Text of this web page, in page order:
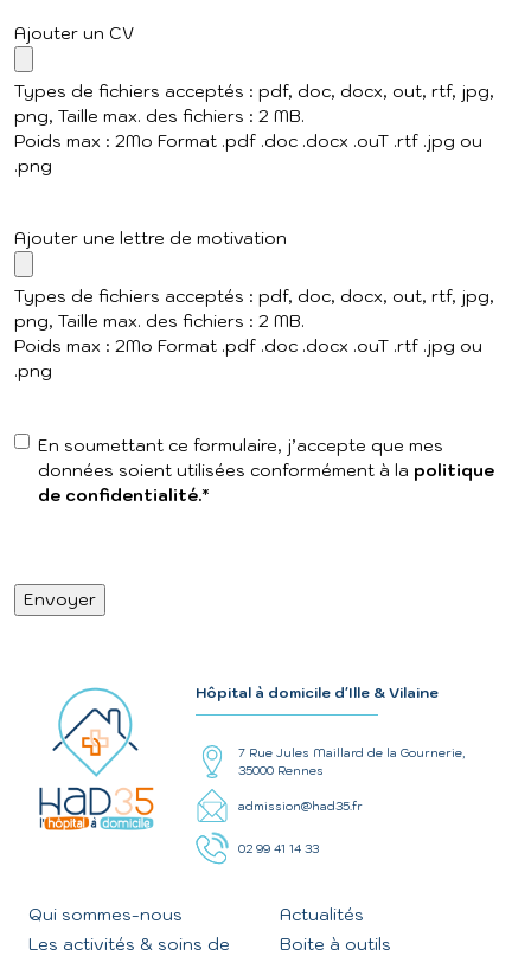
Ajouter un CV
Types de fichiers acceptés : pdf, doc, docx, out, rtf, jpg,
png, Taille max. des fichiers : 2 MB.
Poids max : 2Mo Format .pdf .doc .docx .ouT .rtf .jpg ou
.png
Ajouter une lettre de motivation
Types de fichiers acceptés : pdf, doc, docx, out, rtf, jpg,
png, Taille max. des fichiers : 2 MB.
Poids max : 2Mo Format .pdf .doc .docx .ouT .rtf .jpg ou
.png
RGPD*
En soumettant ce formulaire, j’accepte que mes
données soient utilisées conformément à la politique
de confidentialité.*
Hôpital à domicile d'Ille & Vilaine
7 Rue Jules Maillard de la Gournerie,
35000 Rennes
admission@had35.fr
02 99 41 14 33
Qui sommes-nous
Actualités
Les activités & soins de
Boite à outils